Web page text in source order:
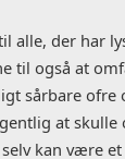
alle, der har
til også at
sårbare ofre
at
kan være